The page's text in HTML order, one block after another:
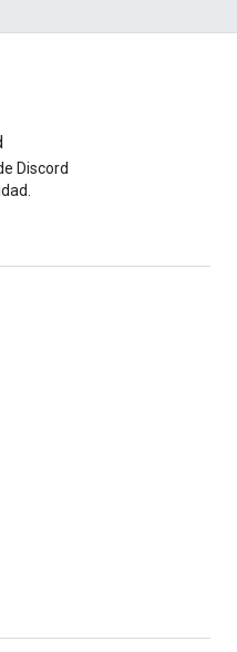
Discord